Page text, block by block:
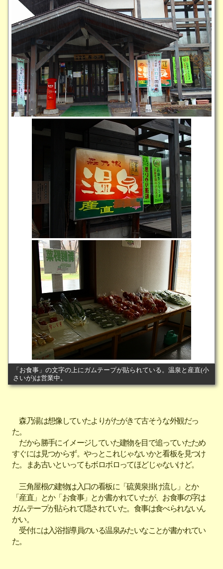
「お食事」の文字の上にガムテープが貼られている。温泉と産直(小
さいが)は営業中。
森乃湯は想像していたよりがたがきて古そうな外観だっ
た。
だから勝手にイメージしていた建物を目で追っていたため
すぐには見つからず。やっとこれじゃないかと看板を見つけ
た。まあ古いといってもボロボロってほどじゃないけど。
三角屋根の建物は入口の看板に「硫黄泉掛け流し」とか
「産直」とか「お食事」とか書かれていたが、お食事の字は
ガムテープが貼られて隠されていた。食事は食べられないん
かい。
受付には入浴指導員のいる温泉みたいなことが書かれてい
た。